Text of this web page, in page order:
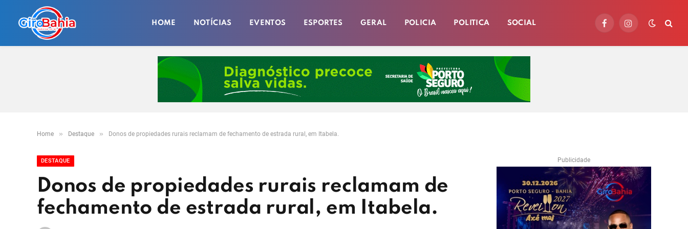
HOME NOTÍCIAS EVENTOS ESPORTES GERAL POLICIA POLITICA SOCIAL
FacebookInstagram
Home » Destaque » Donos de propiedades rurais reclamam de fechamento de estrada rural, em Itabela.
DESTAQUE
Donos de propiedades rurais reclamam de
fechamento de estrada rural, em Itabela.
Publicidade